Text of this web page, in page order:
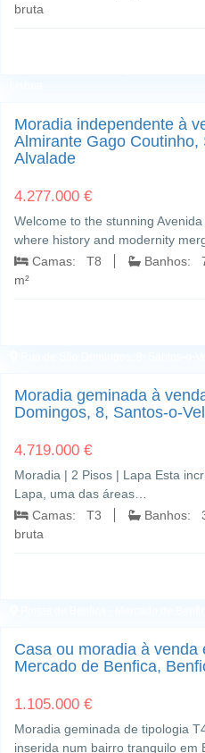
bruta
Moradia independente à
Almirante Gago Coutinho,
Alvalade
4.277.000 €
Welcome to the stunning
where history and modernity
Camas: T8
Banhos:
m²
Moradia geminada à
Domingos, 8, Santos-o-
4.719.000 €
Moradia | 2 Pisos | Lapa Esta
Lapa, uma das áreas…
Camas: T3
Banhos:
bruta
Casa ou moradia à
Mercado de Benfica,
1.105.000 €
Moradia geminada de tipologia
inserida num bairro tranquilo em